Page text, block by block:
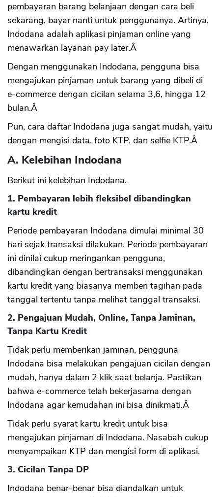
pembayaran barang belanjaan dengan cara beli
sekarang, bayar nanti untuk penggunanya. Artinya,
Indodana adalah aplikasi pinjaman online yang
menawarkan layanan pay later.Â
Dengan menggunakan Indodana, pengguna bisa
mengajukan pinjaman untuk barang yang dibeli di
e-commerce dengan cicilan selama 3,6, hingga 12
bulan.Â
Pun, cara daftar Indodana juga sangat mudah, yaitu
dengan mengisi data, foto KTP, dan selfie KTP.Â
A. Kelebihan Indodana
Berikut ini kelebihan Indodana.
1. Pembayaran lebih fleksibel dibandingkan
kartu kredit
Periode pembayaran Indodana dimulai minimal 30
hari sejak transaksi dilakukan. Periode pembayaran
ini dinilai cukup meringankan pengguna,
dibandingkan dengan bertransaksi menggunakan
kartu kredit yang biasanya memberi tagihan pada
tanggal tertentu tanpa melihat tanggal transaksi.
2. Pengajuan Mudah, Online, Tanpa Jaminan,
Tanpa Kartu Kredit
Tidak perlu memberikan jaminan, pengguna
Indodana bisa melakukan pengajuan cicilan dengan
mudah, hanya dalam 2 klik saat belanja. Pastikan
bahwa e-commerce telah bekerjasama dengan
Indodana agar kemudahan ini bisa dinikmati.Â
Tidak perlu syarat kartu kredit untuk bisa
mengajukan pinjaman di Indodana. Nasabah cukup
menyampaikan KTP dan mengisi form di aplikasi.
3. Cicilan Tanpa DP
Indodana benar-benar bisa diandalkan untuk